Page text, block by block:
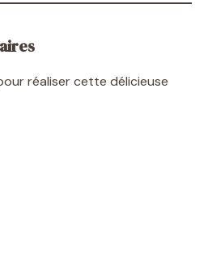
réaliser cette délicieuse